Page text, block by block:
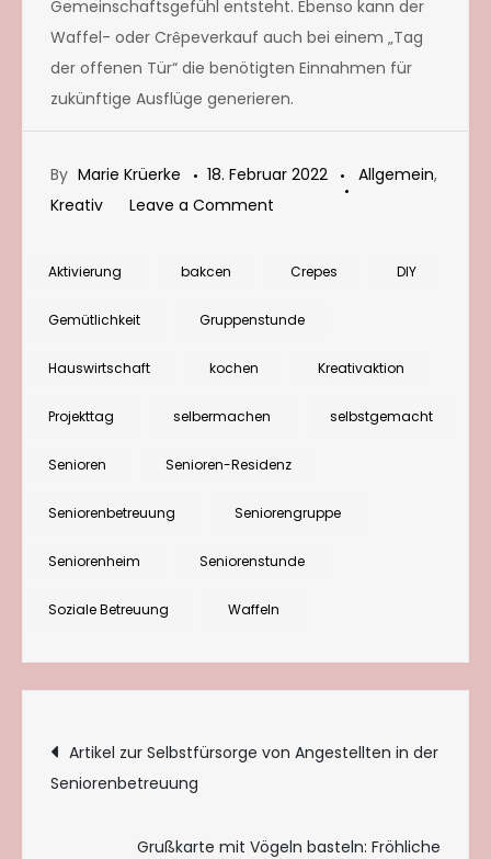
Gemeinschaftsgefühl entsteht. Ebenso kann der
Waffel- oder Crêpeverkauf auch bei einem „Tag
der offenen Tür“ die benötigten Einnahmen für
zukünftige Ausflüge generieren.
By Marie Krüerke 18. Februar 2022 Allgemein,
Kreativ
Leave a Comment
feiern
Crepes-
Waffel-
Fröhlichkeit
Alltagsgrau
Aktivierung bakcen Crepes DIY
Gemütlichkeit Gruppenstunde
Hauswirtschaft kochen Kreativaktion
Projekttag selbermachen selbstgemacht
Senioren Senioren-Residenz
Seniorenbetreuung Seniorengruppe
Seniorenheim Seniorenstunde
Soziale Betreuung Waffeln
Beitragsnavigation
Artikel zur Selbstfürsorge von Angestellten in der
Seniorenbetreuung
Grußkarte mit Vögeln basteln: Fröhliche